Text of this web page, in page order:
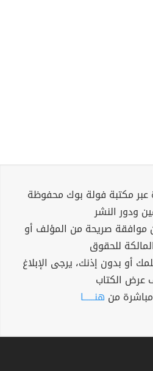
مكتبة فولة بوك محفوظة
ودور النشر
موافقة صريحة من المؤلف أو
للحقوق
أو بدون إذنك، يرجى الإبلاغ
عرض الكتاب
مباشرة من هنــــــا